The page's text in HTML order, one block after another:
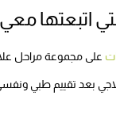
اتبعتها
على مجموعة مراحل
بعد تقييم طبي